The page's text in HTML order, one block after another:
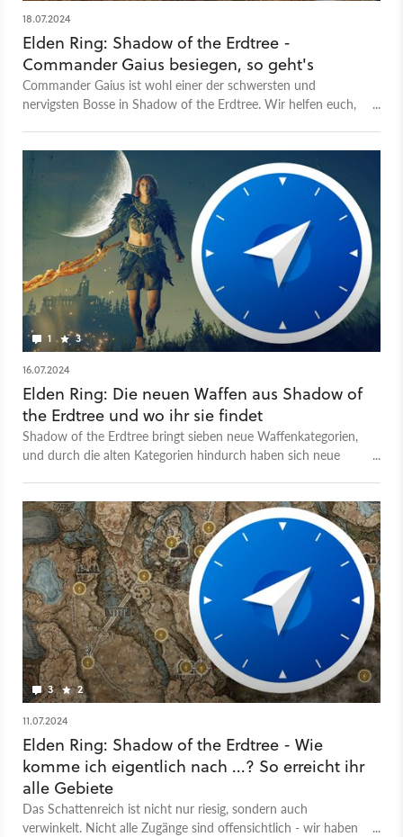
18.07.2024
Elden Ring: Shadow of the Erdtree -
Commander Gaius besiegen, so geht's
Commander Gaius ist wohl einer der schwersten und
nervigsten Bosse in Shadow of the Erdtree. Wir helfen euch,
1 3
16.07.2024
Elden Ring: Die neuen Waffen aus Shadow of
the Erdtree und wo ihr sie findet
Shadow of the Erdtree bringt sieben neue Waffenkategorien,
und durch die alten Kategorien hindurch haben sich neue
3 2
11.07.2024
Elden Ring: Shadow of the Erdtree - Wie
komme ich eigentlich nach ...? So erreicht ihr
alle Gebiete
Das Schattenreich ist nicht nur riesig, sondern auch
verwinkelt. Nicht alle Zugänge sind offensichtlich - wir haben